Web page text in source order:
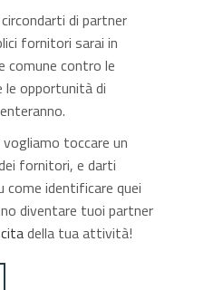
di partner
fornitori sarai in
comune contro le
le opportunità di
toccare un
fornitori, e darti
come identificare quei
diventare tuoi partner
della tua attività!